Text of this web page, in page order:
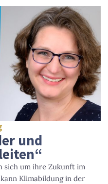
und
sich um ihre Zukunft im
Klimabildung in der